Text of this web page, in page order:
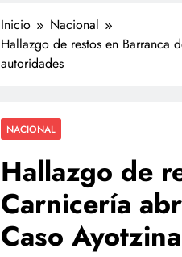
Inicio
Nacional
Hallazgo de restos en Barranca
autoridades
NACIONAL
Hallazgo de
Carnicería
Caso